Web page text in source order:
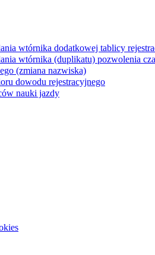
wtórnika dodatkowej tablicy
wtórnika (duplikatu) pozwolenia
(zmiana nazwiska)
dowodu rejestracyjnego
nauki jazdy